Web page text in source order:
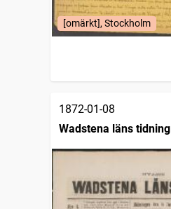
[omärkt], Stockholm
1872-01-08
Wadstena läns tidning